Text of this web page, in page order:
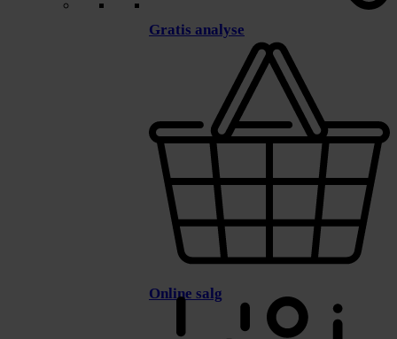
Gratis analyse
Online salg